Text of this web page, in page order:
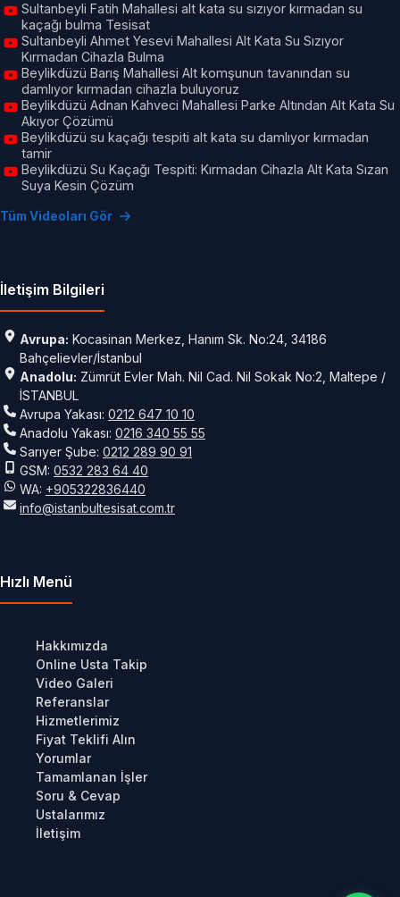
Sultanbeyli Fatih Mahallesi alt kata su sızıyor kırmadan su
kaçağı bulma Tesisat
Sultanbeyli Ahmet Yesevi Mahallesi Alt Kata Su Sızıyor
Kırmadan Cihazla Bulma
Beylikdüzü Barış Mahallesi Alt komşunun tavanından su
damlıyor kırmadan cihazla buluyoruz
Beylikdüzü Adnan Kahveci Mahallesi Parke Altından Alt Kata Su
Akıyor Çözümü
Beylikdüzü su kaçağı tespiti alt kata su damlıyor kırmadan
tamir
Beylikdüzü Su Kaçağı Tespiti: Kırmadan Cihazla Alt Kata Sızan
Suya Kesin Çözüm
Tüm Videoları Gör
İletişim Bilgileri
Avrupa: Kocasinan Merkez, Hanım Sk. No:24, 34186
Bahçelievler/İstanbul
Anadolu: Zümrüt Evler Mah. Nil Cad. Nil Sokak No:2, Maltepe /
İSTANBUL
Avrupa Yakası: 0212 647 10 10
Anadolu Yakası: 0216 340 55 55
Sarıyer Şube: 0212 289 90 91
GSM: 0532 283 64 40
WA: +905322836440
info@istanbultesisat.com.tr
Hızlı Menü
Hakkımızda
Online Usta Takip
Video Galeri
Referanslar
Hizmetlerimiz
Fiyat Teklifi Alın
Yorumlar
Tamamlanan İşler
Soru & Cevap
Ustalarımız
İletişim